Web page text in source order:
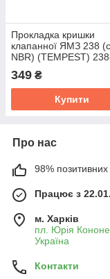
Прокладка кришки
клапанної ЯМЗ 238
NBR) (TEMPEST)
349 ₴
Купити
Про нас
98% позитивних
Працює з
м. Харків
пл. Юрія
Україна
Контакти